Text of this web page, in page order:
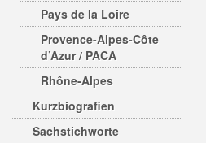
Pays de la Loire
Provence-Alpes-Côte
d’Azur / PACA
Rhône-Alpes
Kurzbiografien
Sachstichworte